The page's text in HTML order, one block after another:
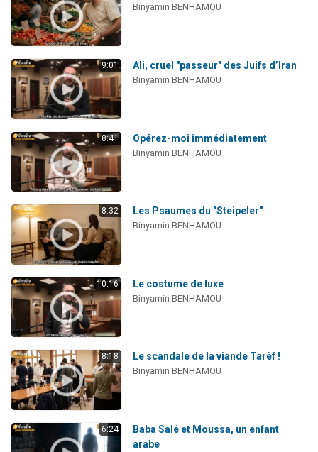
30 personnes viennent de faire un don pour Sauvez la jambe de Yohan
12 nouvelles musiques dans Torah-Box Music
Binyamin BENHAMOU
9:01 Ali, cruel "passeur" des Juifs d’Iran
Binyamin BENHAMOU
8:41 Opérez-moi immédiatement
Binyamin BENHAMOU
8:32 Les Psaumes du "Steipeler"
Binyamin BENHAMOU
10:16 Le costume de luxe
Binyamin BENHAMOU
8:18 Le scandale de la viande Tarèf !
Binyamin BENHAMOU
6:24
Baba Salé et Moussa, un enfant
arabe